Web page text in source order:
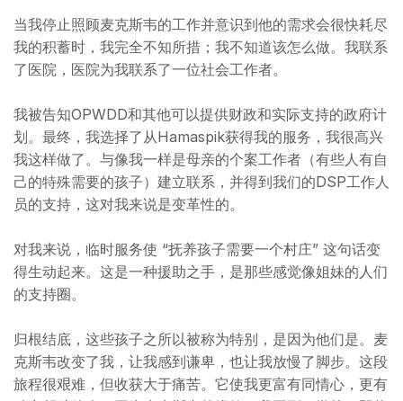
当我停止照顾麦克斯韦的工作并意识到他的需求会很快耗尽
我的积蓄时，我完全不知所措；我不知道该怎么做。我联系
了医院，医院为我联系了一位社会工作者。
我被告知OPWDD和其他可以提供财政和实际支持的政府计
划。最终，我选择了从Hamaspik获得我的服务，我很高兴
我这样做了。与像我一样是母亲的个案工作者（有些人有自
己的特殊需要的孩子）建立联系，并得到我们的DSP工作人
员的支持，这对我来说是变革性的。
对我来说，临时服务使 “抚养孩子需要一个村庄” 这句话变
得生动起来。这是一种援助之手，是那些感觉像姐妹的人们
的支持圈。
归根结底，这些孩子之所以被称为特别，是因为他们是。麦
克斯韦改变了我，让我感到谦卑，也让我放慢了脚步。这段
旅程很艰难，但收获大于痛苦。它使我更富有同情心，更有